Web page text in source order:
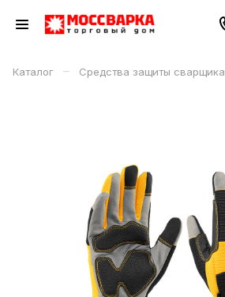
Каталог – Средства защиты сварщика